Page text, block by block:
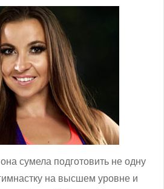
сумела подготовить не одну
на высшем уровне и